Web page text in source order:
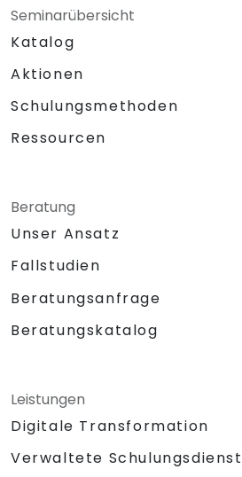
Seminarübersicht
Katalog
Aktionen
Schulungsmethoden
Ressourcen
Beratung
Unser Ansatz
Fallstudien
Beratungsanfrage
Beratungskatalog
Leistungen
Digitale Transformation
Verwaltete